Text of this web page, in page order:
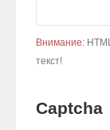
Внимание:
текст!
Captcha